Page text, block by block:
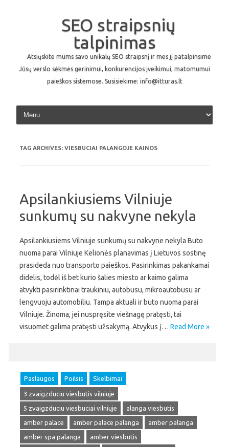
SEO straipsnių
talpinimas
Atsiųskite mums savo unikalų SEO straipsnį ir mes jį patalpinsime
Jūsų verslo sėkmės gerinimui, konkurencijos įveikimui, matomumui
paieškos sistemose. Susisiekime: info@itturas.lt
Skip to content
TAG ARCHIVES: VIESBUCIAI PALANGOJE KAINOS
Apsilankiusiems Vilniuje
sunkumų su nakvyne nekyla
Apsilankiusiems Vilniuje sunkumų su nakvyne nekyla Buto
nuoma parai Vilniuje Kelionės planavimas į Lietuvos sostinę
prasideda nuo transporto paieškos. Pasirinkimas pakankamai
didelis, todėl iš bet kurio šalies miesto ar kaimo galima
atvykti pasirinktinai traukiniu, autobusu, mikroautobusu ar
lengvuoju automobiliu. Tampa aktuali ir buto nuoma parai
Vilniuje. Žinoma, jei nuspręsite viešnagę pratęsti, tai
visuomet galima pratęsti užsakymą. Atvykus į… Read More »
Paslaugos Poilsis Skelbimai
3 zvaigzduciu viesbutis vilniuje
5 zvaigzduciu viesbuciai vilniuje
alanga viesbutis
amber palace
amber palace palanga
amber palanga
amber spa palanga
amber viesbutis